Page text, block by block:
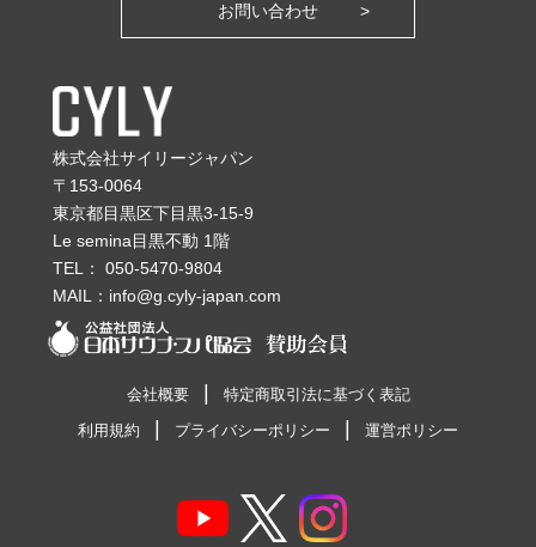
お問い合わせ
株式会社サイリージャパン
〒153-0064
東京都目黒区下目黒3-15-9
Le semina目黒不動 1階
TEL： 050-5470-9804
MAIL： info@g.cyly-japan.com
会社概要
特定商取引法に基づく表記
利用規約
プライバシーポリシー 運営ポリシー